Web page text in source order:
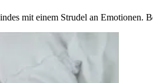
mit einem Strudel an Emotionen.